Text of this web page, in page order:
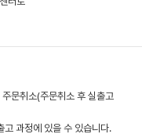
문취소(주문취소 후 실출고
고 과정에 있을 수 있습니다.